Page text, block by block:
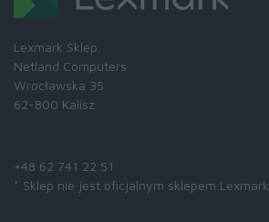
Lexmark Sklep
Netland Computers
Wrocławska 35
62-800 Kalisz
+48 62 741 22 51
* Sklep nie jest oficjalnym sklepem Lexmark.